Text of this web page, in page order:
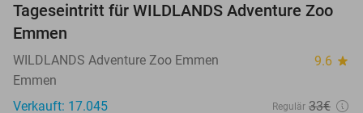
24%
Tageseintritt für WILDLANDS Adventure Zoo
Emmen
WILDLANDS Adventure Zoo Emmen 9.6 star
Emmen
Verkauft: 17.045
Regulär 33€